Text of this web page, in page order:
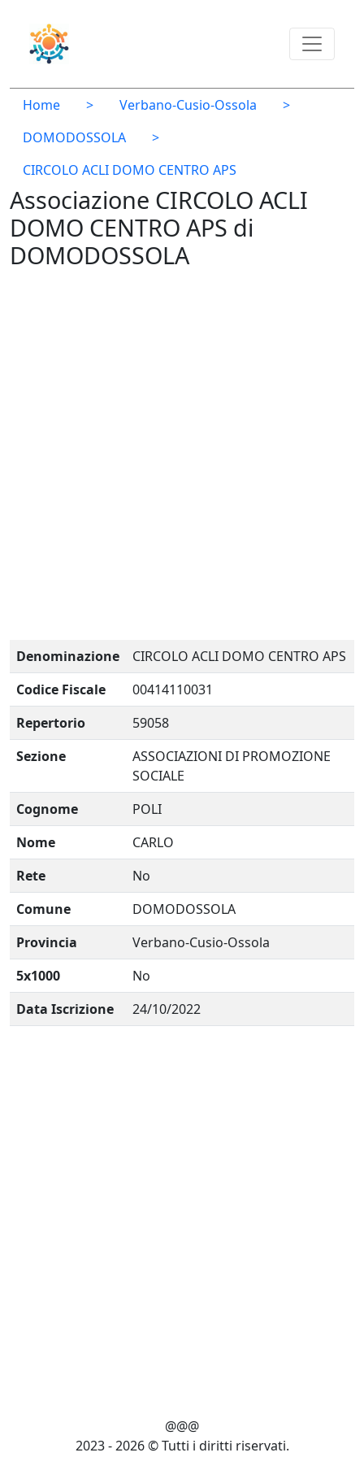
Home > Verbano-Cusio-Ossola
>
DOMODOSSOLA
>
CIRCOLO ACLI DOMO CENTRO APS
Associazione CIRCOLO ACLI
DOMO CENTRO APS di
DOMODOSSOLA
Denominazione
CIRCOLO ACLI DOMO CENTRO APS
Codice Fiscale
00414110031
Repertorio
59058
Sezione
ASSOCIAZIONI DI PROMOZIONE
SOCIALE
Cognome
POLI
Nome
CARLO
Rete
No
Comune
DOMODOSSOLA
Provincia
Verbano-Cusio-Ossola
5x1000
No
Data Iscrizione
24/10/2022
@@@
2023 - 2026 © Tutti i diritti riservati.